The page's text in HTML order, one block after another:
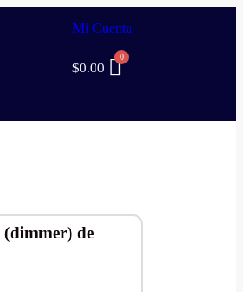
Mi Cuenta
$0.00
de